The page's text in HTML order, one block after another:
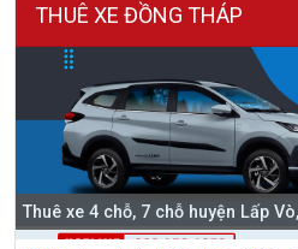
THUÊ XE ĐỒNG THÁP
Thuê xe 4 chỗ, 7 chỗ huyện Lấp